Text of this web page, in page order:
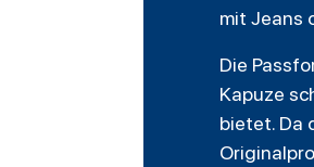
mit Jeans
Die
Kapuze
bietet. Da